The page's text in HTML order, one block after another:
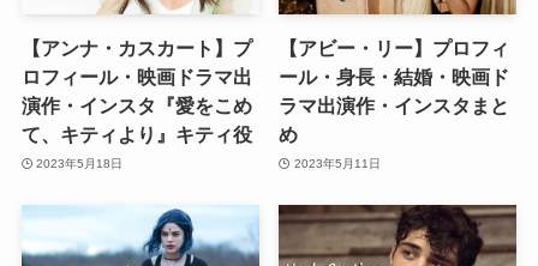
【アンナ・カスカート】プ
ロフィール・映画ドラマ出
演作・インスタ『愛をこめ
て、キティより』キティ役
2023年5月18日
【アビー・リー】プロフィ
ール・身長・結婚・映画ド
ラマ出演作・インスタまと
め
2023年5月11日